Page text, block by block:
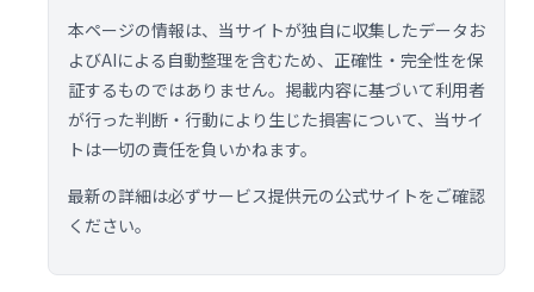
本ページの情報は、当サイトが独自に収集したデータお
よびAIによる自動整理を含むため、正確性・完全性を保
証するものではありません。掲載内容に基づいて利用者
が行った判断・行動により生じた損害について、当サイ
トは一切の責任を負いかねます。
最新の詳細は必ずサービス提供元の公式サイトをご確認
ください。